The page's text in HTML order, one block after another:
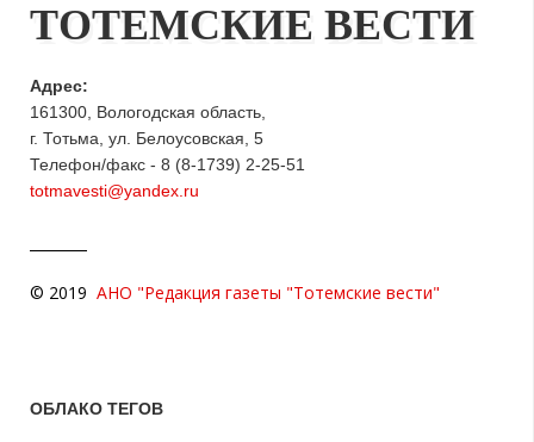
ТОТЕМСКИЕ ВЕСТИ
Адрес:
161300, Вологодская область,
г. Тотьма, ул. Белоусовская, 5
Телефон/факс - 8 (8-1739) 2-25-51
totmavesti@yandex.ru
© 2019 АНО "Редакция газеты "Тотемские вести"
ОБЛАКО ТЕГОВ